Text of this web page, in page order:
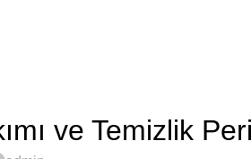
ve Temizlik